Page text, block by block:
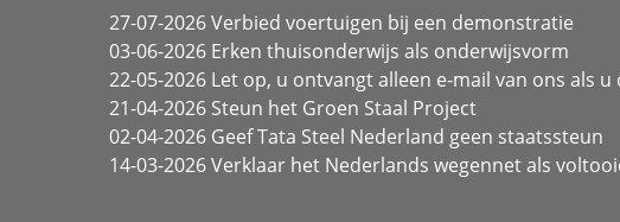
27-07-2026 Verbied voertuigen bij een demonstratie
03-06-2026 Erken thuisonderwijs als onderwijsvorm
22-05-2026 Let op, u ontvangt alleen e-mail van ons als u
21-04-2026 Steun het Groen Staal Project
02-04-2026 Geef Tata Steel Nederland geen staatssteun
14-03-2026 Verklaar het Nederlands wegennet als